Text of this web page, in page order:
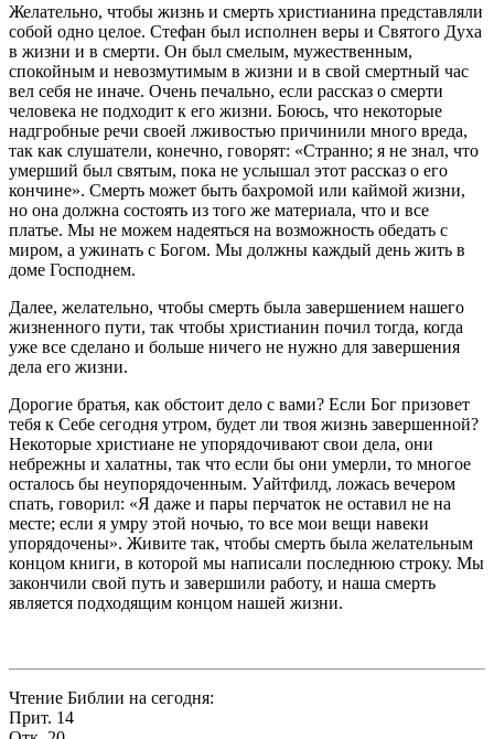
Желательно, чтобы жизнь и смерть христианина представляли
собой одно целое. Стефан был исполнен веры и Святого Духа
в жизни и в смерти. Он был смелым, мужественным,
спокойным и невозмутимым в жизни и в свой смертный час
вел себя не иначе. Очень печально, если рассказ о смерти
человека не под­ходит к его жизни. Боюсь, что некоторые
надгробные речи сво­ей лживостью причинили много вреда,
так как слушатели, конечно, говорят: «Странно; я не знал, что
умерший был свя­тым, пока не услышал этот рассказ о его
кончине». Смерть может быть бахромой или каймой жизни,
но она должна состоять из того же материала, что и все
платье. Мы не можем надеяться на возможность обедать с
миром, а ужинать с Богом. Мы должны каждый день жить в
доме Господнем.
Далее, желательно, чтобы смерть была завершением нашего
жизненного пути, так чтобы христианин почил тогда, когда
уже все сделано и больше ничего не нужно для завершения
дела его жизни.
Дорогие братья, как обстоит дело с вами? Если Бог призовет
тебя к Себе сегодня утром, будет ли твоя жизнь завершенной?
Некоторые христиане не упорядочивают свои дела, они
небреж­ны и халатны, так что если бы они умерли, то многое
осталось бы неупорядоченным. Уайтфилд, ложась вечером
спать, гово­рил: «Я даже и пары перчаток не оставил не на
месте; если я умру этой ночью, то все мои вещи навеки
упорядочены». Живите так, чтобы смерть была желательным
концом книги, в которой мы написали последнюю строку. Мы
закончили свой путь и завершили работу, и наша смерть
является подходящим концом нашей жизни.
Чтение Библии на сегодня:
Прит. 14